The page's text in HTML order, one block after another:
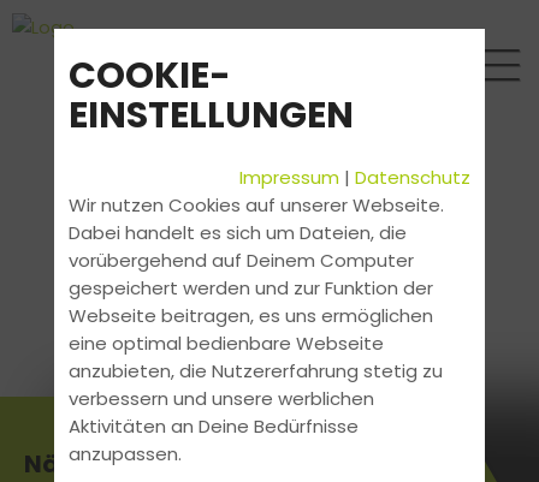
Nächster Gabelstapler Kurs
COOKIE-
EINSTELLUNGEN
Impressum |Datenschutz
Wir nutzen Cookies auf unserer Webseite.
Dabei handelt es sich um Dateien, die
vorübergehend auf Deinem Computer
gespeichert werden und zur Funktion der
Webseite beitragen, es uns ermöglichen
eine optimal bedienbare Webseite
anzubieten, die Nutzererfahrung stetig zu
verbessern und unsere werblichen
Aktivitäten an Deine Bedürfnisse
anzupassen.